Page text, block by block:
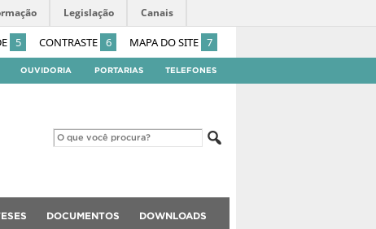
5 CONTRASTE 6 MAPA DO SITE 7
Legislação Canais
OUVIDORIA PORTARIAS TELEFONES
DOCUMENTOS DOWNLOADS